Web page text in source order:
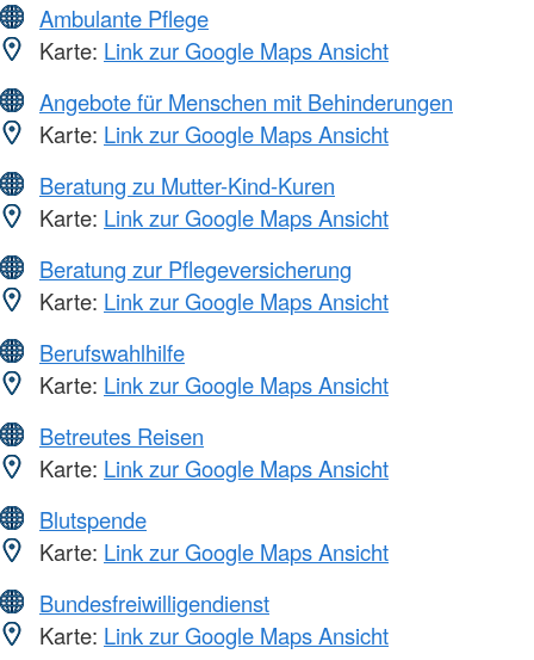
Ambulante Pflege
Karte: Link zur Google Maps Ansicht
Angebote für Menschen mit Behinderungen
Karte: Link zur Google Maps Ansicht
Beratung zu Mutter-Kind-Kuren
Karte: Link zur Google Maps Ansicht
Beratung zur Pflegeversicherung
Karte: Link zur Google Maps Ansicht
Berufswahlhilfe
Karte: Link zur Google Maps Ansicht
Betreutes Reisen
Karte: Link zur Google Maps Ansicht
Blutspende
Karte: Link zur Google Maps Ansicht
Bundesfreiwilligendienst
Karte: Link zur Google Maps Ansicht